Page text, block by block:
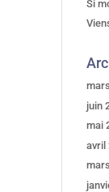
Si
juin
mai
avril